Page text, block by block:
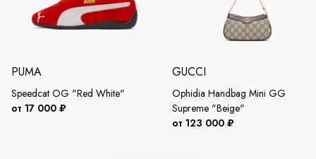
PUMA
Speedcat OG "Red White"
от 17 000 ₽
GUCCI
Ophidia Handbag Mini GG
Supreme "Beige"
от 123 000 ₽